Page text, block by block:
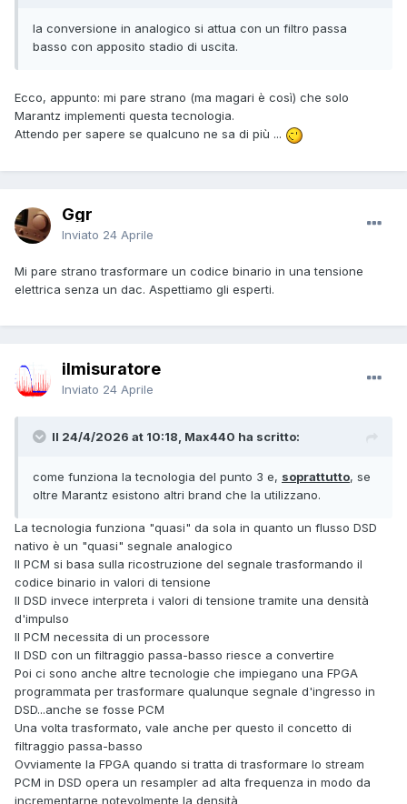
la conversione in analogico si attua con un filtro passa
basso con apposito stadio di uscita.
Ecco, appunto: mi pare strano (ma magari è così) che solo
Marantz implementi questa tecnologia.
Attendo per sapere se qualcuno ne sa di più ...
Ggr
Inviato 24 Aprile
Mi pare strano trasformare un codice binario in una tensione
elettrica senza un dac. Aspettiamo gli esperti.
ilmisuratore
Inviato 24 Aprile
Il 24/4/2026 at 10:18, Max440 ha scritto:
come funziona la tecnologia del punto 3 e, soprattutto, se
oltre Marantz esistono altri brand che la utilizzano.
La tecnologia funziona "quasi" da sola in quanto un flusso DSD
nativo è un "quasi" segnale analogico
Il PCM si basa sulla ricostruzione del segnale trasformando il
codice binario in valori di tensione
Il DSD invece interpreta i valori di tensione tramite una densità
d'impulso
Il PCM necessita di un processore
Il DSD con un filtraggio passa-basso riesce a convertire
Poi ci sono anche altre tecnologie che impiegano una FPGA
programmata per trasformare qualunque segnale d'ingresso in
DSD...anche se fosse PCM
Una volta trasformato, vale anche per questo il concetto di
filtraggio passa-basso
Ovviamente la FPGA quando si tratta di trasformare lo stream
PCM in DSD opera un resampler ad alta frequenza in modo da
incrementarne notevolmente la densità